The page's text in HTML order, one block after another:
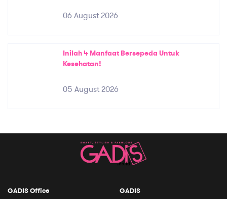
06 August 2026
Inilah 4 Manfaat Bersepeda Untuk
Kesehatan!
05 August 2026
GADIS Office GADIS